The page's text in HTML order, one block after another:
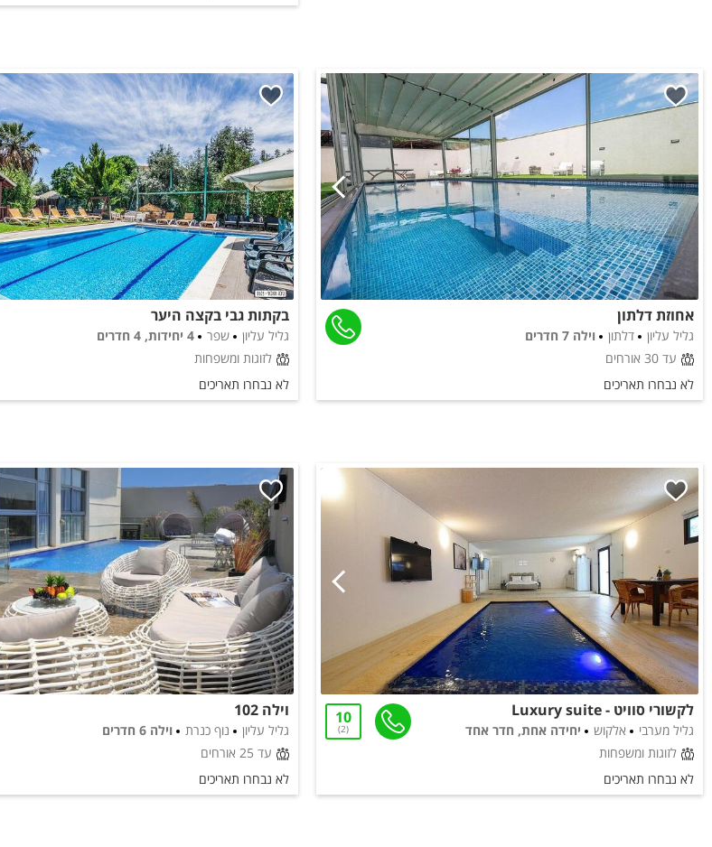
אחוזת דלתון
גליל עליון דלתון
וילה 7 חדרים
עד 30 אורחים
לא נבחרו תאריכים
בקתות גבי בקצה היער
גליל עליון שפר
4 יחידות, 4 חדרים
לזוגות ומשפחות
לא נבחרו תאריכים
לקשורי סוויט - Luxury suite
גליל מערבי אלקוש
יחידה אחת, חדר אחד
לזוגות ומשפחות
10
2
לא נבחרו תאריכים
וילה 102
גליל עליון נוף כנרת
וילה 6 חדרים
עד 25 אורחים
לא נבחרו תאריכים